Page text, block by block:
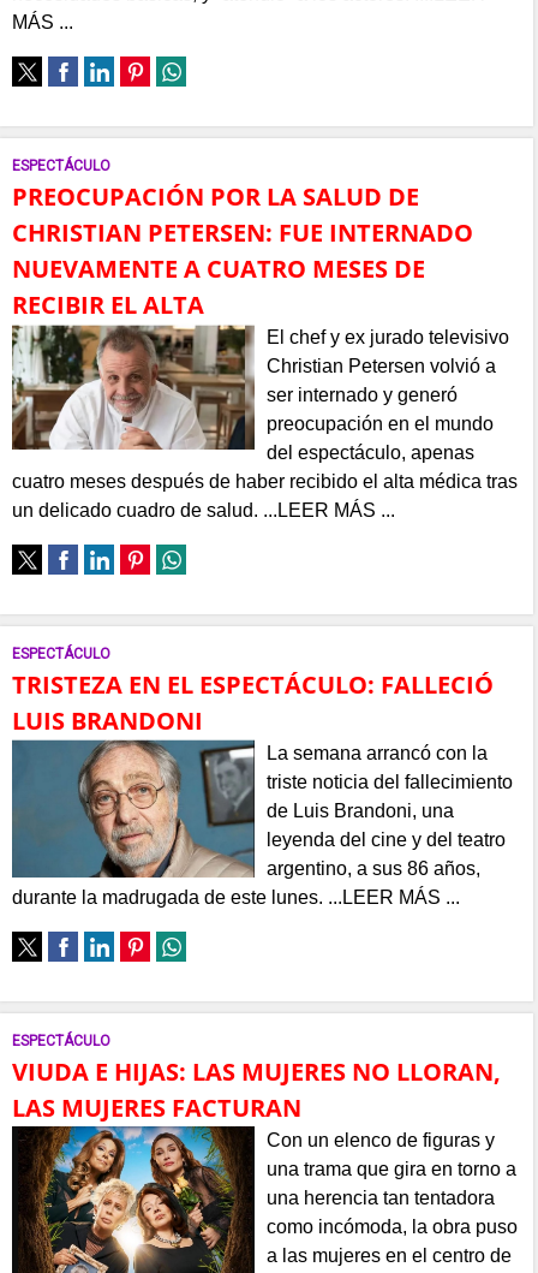
MÁS ...
ESPECTÁCULO
PREOCUPACIÓN POR LA SALUD DE
CHRISTIAN PETERSEN: FUE INTERNADO
NUEVAMENTE A CUATRO MESES DE
RECIBIR EL ALTA
El chef y ex jurado televisivo
Christian Petersen volvió a
ser internado y generó
preocupación en el mundo
del espectáculo, apenas
cuatro meses después de haber recibido el alta médica tras
un delicado cuadro de salud. ...LEER MÁS ...
ESPECTÁCULO
TRISTEZA EN EL ESPECTÁCULO: FALLECIÓ
LUIS BRANDONI
La semana arrancó con la
triste noticia del fallecimiento
de Luis Brandoni, una
leyenda del cine y del teatro
argentino, a sus 86 años,
durante la madrugada de este lunes. ...LEER MÁS ...
ESPECTÁCULO
VIUDA E HIJAS: LAS MUJERES NO LLORAN,
LAS MUJERES FACTURAN
Con un elenco de figuras y
una trama que gira en torno a
una herencia tan tentadora
como incómoda, la obra puso
a las mujeres en el centro de